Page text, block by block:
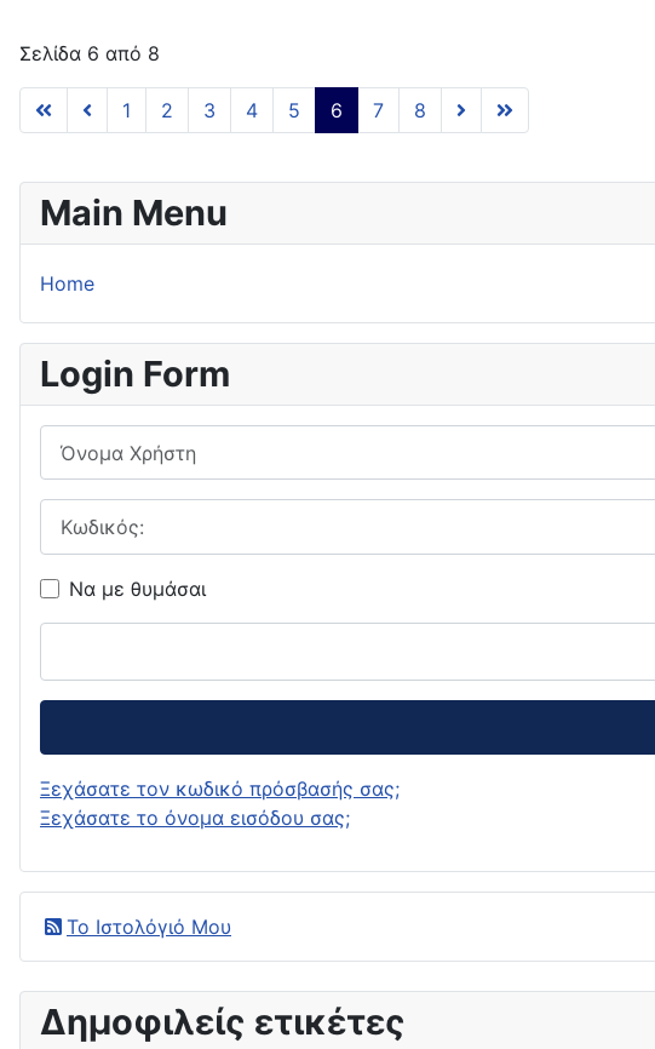
Σελίδα 6 από 8
1 2 3 4 5 6 7 8
Main Menu
Home
Login Form
Όνομα Χρήστη
Να με θυμάσαι
Ξεχάσατε τον κωδικό πρόσβασής σας;
Ξεχάσατε το όνομα εισόδου σας;
Το Ιστολόγιό Μου
Δημοφιλείς ετικέτες